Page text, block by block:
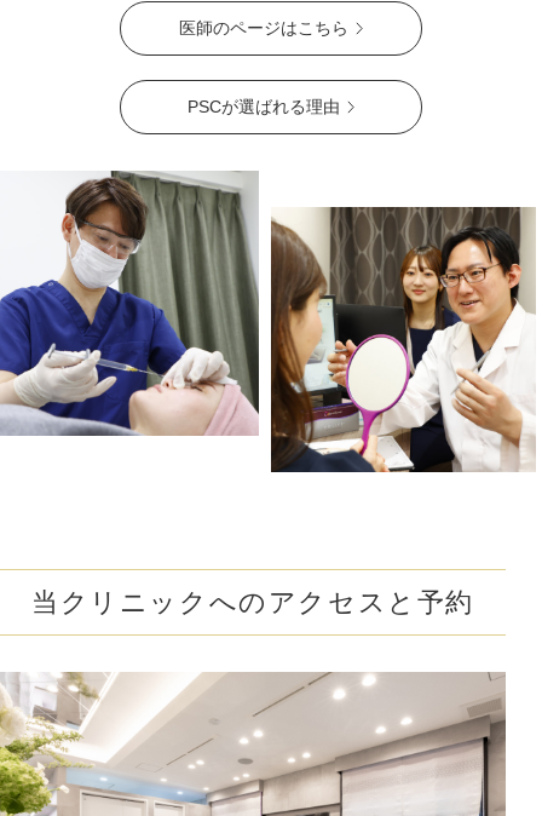
#頬コケをふっくら
#おでこのシワ解消
#鼻先の丸み解消
#おでこの横ジワ解消
#他の施術と併用可
#肌の鎮静
#くっきりした目元
#ニキビ跡改善
#笑いジワ解消
#蒙古襞解消
#青クマ改善
#ちりめんジワ改善
#色素沈着改善
#ニキビ改善 #赤ら顔を解消
#鼻筋を直線に
#酒さ改善
#首のたるみ解消
#おちょぼ口解消
#下ぶくれ解消
#お顔の赤み解消
#口元のシワ解消
#目を大きく見せる
#色素沈着を改善
#顎下のたるみ解消
#クレーター肌改善
#蒙古襞を解消
#尖った鼻先に
#小鼻の広がりを解消
#隠れジミも解消
医師のページはこちら
PSCが選ばれる理由
当クリニックへのアクセスと予約